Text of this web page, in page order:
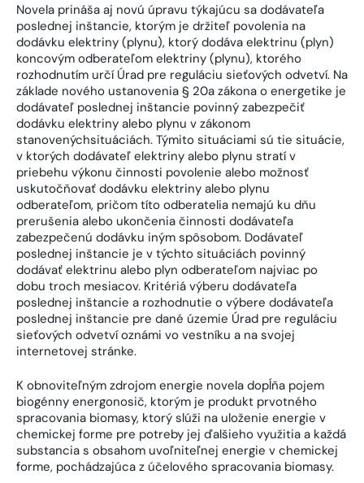
Novela prináša aj novú úpravu týkajúcu sa dodávateľa
poslednej inštancie, ktorým je držiteľ povolenia na
dodávku elektriny (plynu), ktorý dodáva elektrinu (plyn)
koncovým odberateľom elektriny (plynu), ktorého
rozhodnutím určí Úrad pre reguláciu sieťových odvetví. Na
základe nového ustanovenia § 20a zákona o energetike je
dodávateľ poslednej inštancie povinný zabezpečiť
dodávku elektriny alebo plynu v zákonom
stanovenýchsituáciách. Týmito situáciami sú tie situácie,
v ktorých dodávateľ elektriny alebo plynu stratí v
priebehu výkonu činnosti povolenie alebo možnosť
uskutočňovať dodávku elektriny alebo plynu
odberateľom, pričom títo odberatelia nemajú ku dňu
prerušenia alebo ukončenia činnosti dodávateľa
zabezpečenú dodávku iným spôsobom. Dodávateľ
poslednej inštancie je v týchto situáciách povinný
dodávať elektrinu alebo plyn odberateľom najviac po
dobu troch mesiacov. Kritériá výberu dodávateľa
poslednej inštancie a rozhodnutie o výbere dodávateľa
poslednej inštancie pre dané územie Úrad pre reguláciu
sieťových odvetví oznámi vo vestníku a na svojej
internetovej stránke.
K obnoviteľným zdrojom energie novela dopĺňa pojem
biogénny energonosič, ktorým je produkt prvotného
spracovania biomasy, ktorý slúži na uloženie energie v
chemickej forme pre potreby jej ďalšieho využitia a každá
substancia s obsahom uvoľniteľnej energie v chemickej
forme, pochádzajúca z účelového spracovania biomasy.